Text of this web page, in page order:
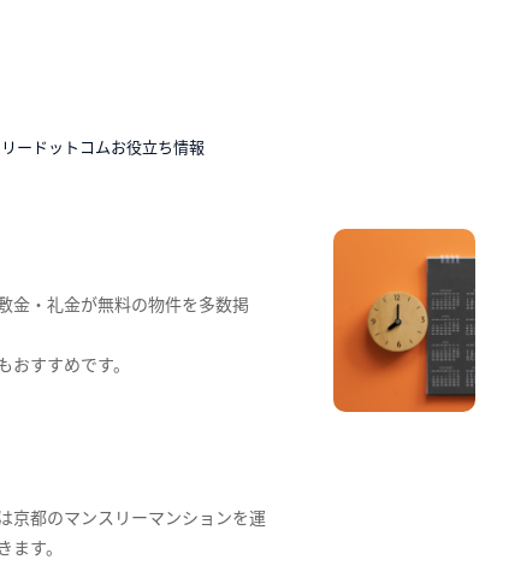
ードットコムお役立ち情報
金・礼金が無料の物件を多数掲
すすめです。
京都のマンスリーマンションを運
す。